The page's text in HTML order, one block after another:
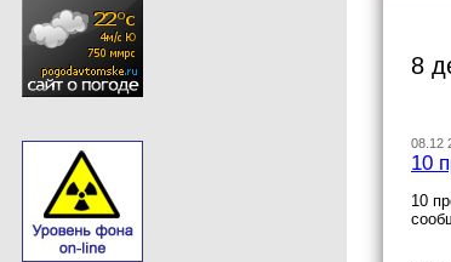
8
08.12
10
10